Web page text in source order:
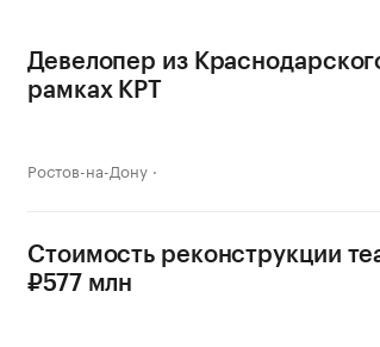
Девелопер из
рамках КРТ
Ростов-на-Дону
Стоимость реконструкции
₽577 млн